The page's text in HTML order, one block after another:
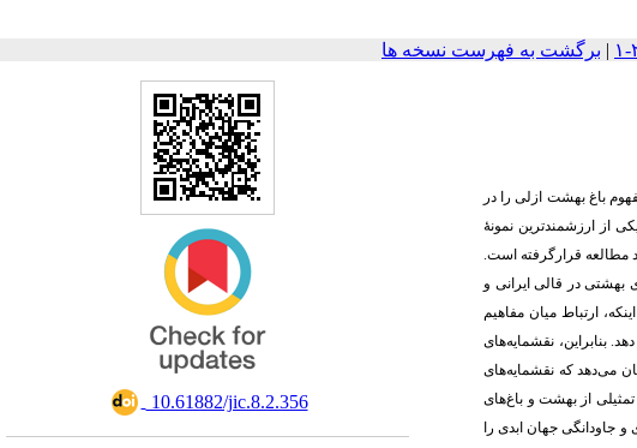
| برگشت به فهرست نسخه ها
‎ 10.61882/jic.8.2.356
باغ بهشت ازلی را در
از ارزشمندترین نمونۀ
مطالعه قرارگرفته است.
بهشتی در قالی ایرانی و
ارتباط میان مفاهیم
بنابراین، نقش­مایه‌های
می‌دهد که نقش­مایه‌های
از بهشت و باغ­‌های
جاودانگی جهان ابدی را